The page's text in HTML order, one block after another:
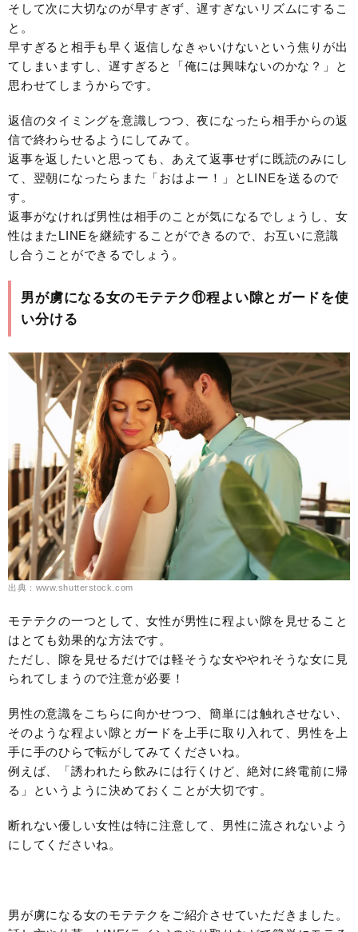
そして次に大切なのが早すぎず、遅すぎないリズムにするこ
と。
早すぎると相手も早く返信しなきゃいけないという焦りが出
てしまいますし、遅すぎると「俺には興味ないのかな？」と
思わせてしまうからです。
返信のタイミングを意識しつつ、夜になったら相手からの返
信で終わらせるようにしてみて。
返事を返したいと思っても、あえて返事せずに既読のみにし
て、翌朝になったらまた「おはよー！」とLINEを送るので
す。
返事がなければ男性は相手のことが気になるでしょうし、女
性はまたLINEを継続することができるので、お互いに意識
し合うことができるでしょう。
男が虜になる女のモテテク⑪程よい隙とガードを使
い分ける
出典：www.shutterstock.com
モテテクの一つとして、女性が男性に程よい隙を見せること
はとても効果的な方法です。
ただし、隙を見せるだけでは軽そうな女ややれそうな女に見
られてしまうので注意が必要！
男性の意識をこちらに向かせつつ、簡単には触れさせない、
そのような程よい隙とガードを上手に取り入れて、男性を上
手に手のひらで転がしてみてくださいね。
例えば、「誘われたら飲みには行くけど、絶対に終電前に帰
る」というように決めておくことが大切です。
断れない優しい女性は特に注意して、男性に流されないよう
にしてくださいね。
男が虜になる女のモテテクをご紹介させていただきました。